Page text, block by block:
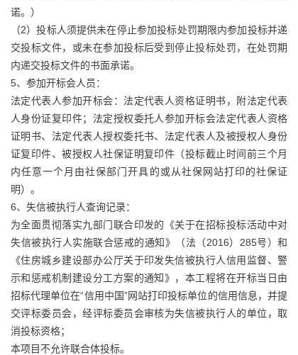
诺。）
（2）投标人须提供未在停止参加投标处罚期限内参加投标并递
交投标文件，或未在参加投标后受到停止投标处罚，在处罚期
内递交投标文件的书面承诺。
5、参加开标会人员：
法定代表人参加开标会：法定代表人资格证明书，附法定代表
人身份证复印件；法定授权委托人参加开标会法定代表人资格
证明书、法定代表人授权委托书、法定代表人及被授权人身份
证复印件、被授权人社保证明复印件（投标截止时间前三个月
内任意一个月由社保部门开具的或从社保网站打印的社保证
明）。
6、失信被执行人查询记录：
为全面贯彻落实九部门联合印发的《关于在招标投标活动中对
失信被执行人实施联合惩戒的通知》（法（2016）285号）和
《住房城乡建设部办公厅关于印发失信被执行人信用监督、警
示和惩戒机制建设分工方案的通知》，本工程将在开标当日由
招标代理单位在“信用中国”网站打印投标单位的信用信息，并提
交评标委员会，经评标委员会审核为失信被执行人的单位，取
消投标资格；
本项目不允许联合体投标。